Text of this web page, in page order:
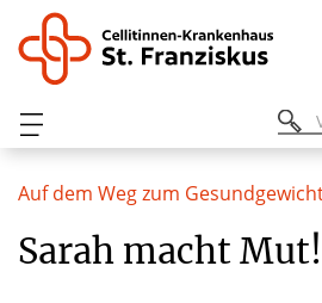
Auf dem Weg zum
Sarah macht Mut!